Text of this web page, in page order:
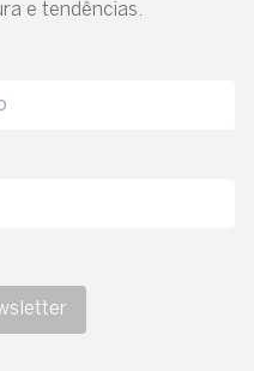
e tendências.